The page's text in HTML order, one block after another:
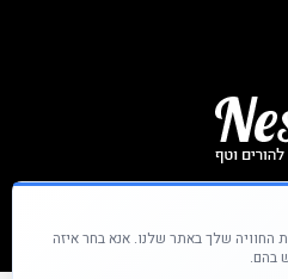
החוויה שלך באתר שלנו. אנא בחר איזה
בהם.